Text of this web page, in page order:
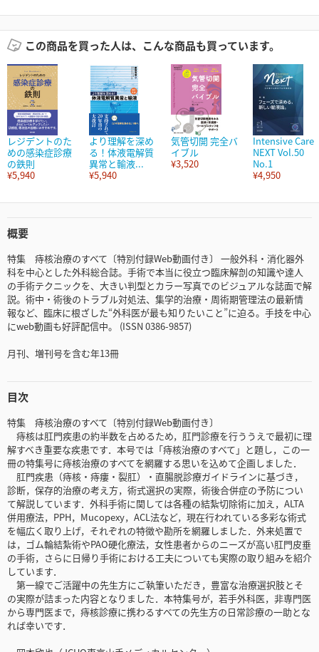
この商品を買った人は、こんな商品も買っています。
レジデントのた
めの感染症診療
の鉄則
¥5,940
より理解を深め
る！体液電解質
異常と輸液...
¥5,940
気管切開 完全バ
イブル
¥3,520
Intensive Care
NEXT Vol.50
No.1
¥4,950
概要
特集 痔核治療のすべて〔特別付録Web動画付き〕 一般外科・消化器外
科を中心とした外科総合誌。手術で本当に役立つ臨床解剖の知識や達人
の手術テクニックを、大きい判型とカラー写真でのビジュアルな誌面で解
説。術中・術後のトラブル対処法、集学的治療・周術期管理法の最新情
報など、臨床に根ざした“外科医が最も知りたいこと”に迫る。手技を中心
にweb動画も好評配信中。 (ISSN 0386-9857)
月刊、増刊号を含む年13冊
目次
特集 痔核治療のすべて〔特別付録Web動画付き〕
痔核は肛門疾患の約半数を占めるため，肛門診療を行ううえで最初に理
解すべき重要な疾患です．本号では「痔核治療のすべて」と題し，この一
冊の特集号に痔核治療のすべてを網羅する思いを込めて企画しました．
肛門疾患（痔核・痔瘻・裂肛）・直腸脱診療ガイドラインに基づき，
診断，保存的治療の考え方，術式選択の実際，術後合併症の予防につい
て解説しています．外科手術に関しては各種の結紮切除術に加え，ALTA
併用療法，PPH，Mucopexy，ACL法など，現在行われている多彩な術式
を幅広く取り上げ，それぞれの特徴や勘所を網羅しました．外来処置で
は，ゴム輪結紮術やPAO硬化療法，女性患者からのニーズが高い肛門皮垂
の手術，さらに日帰り手術における工夫についても実際の取り組みを紹介
しています．
第一線でご活躍中の先生方にご執筆いただき，豊富な治療選択肢とそ
の実際が詰まった内容となりました．本特集号が，若手外科医，非専門医
から専門医まで，痔核診療に携わるすべての先生方の日常診療の一助とな
れば幸いです．